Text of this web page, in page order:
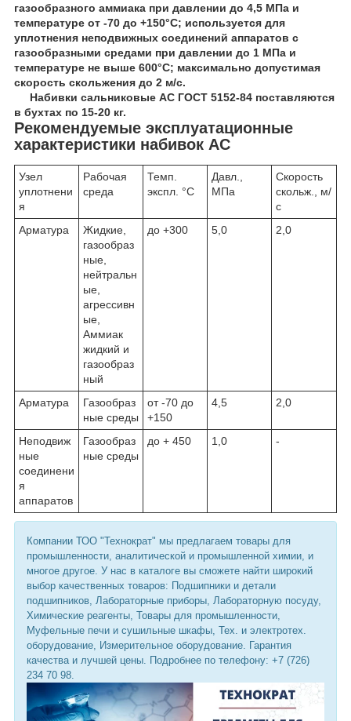
газообразного аммиака при давлении до 4,5 МПа и
температуре от -70 до +150°С; используется для
уплотнения неподвижных соединений аппаратов с
газообразными средами при давлении до 1 МПа и
температуре не выше 600°С; максимально допустимая
скорость скольжения до 2 м/с.
Набивки сальниковые АС ГОСТ 5152-84 поставляются
в бухтах по 15-20 кг.
Рекомендуемые эксплуатационные
характеристики набивок АС
Узел
уплотнени
я
Рабочая
среда
Темп.
экспл. °С
Давл.,
МПа
Скорость
скольж., м/
с
Арматура
Жидкие,
газообраз
ные,
нейтральн
ые,
агрессивн
ые,
Аммиак
жидкий и
газообраз
ный
до +300 5,0 2,0
Арматура
Газообраз
ные среды
от -70 до
+150
4,5 2,0
Неподвиж
ные
соединени
я
аппаратов
Газообраз
ные среды
до + 450 1,0 -
Компании ТОО "Технократ" мы предлагаем товары для
промышленности, аналитической и промышленной химии, и
многое другое. У нас в каталоге вы сможете найти широкий
выбор качественных товаров: Подшипники и детали
подшипников, Лабораторные приборы, Лабораторную посуду,
Химические реагенты, Товары для промышленности,
Муфельные печи и сушильные шкафы, Тех. и электротех.
оборудование, Измерительное оборудование. Гарантия
качества и лучшей цены. Подробнее по телефону: +7 (726)
234 70 98.